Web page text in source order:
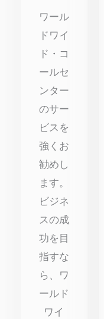
点
ワール
ドワイ
ド・コ
ールセ
ンター
のサー
ビスを
強くお
勧めし
ます。
ビジネ
スの成
功を目
指すな
ら、ワ
ールド
ワイ